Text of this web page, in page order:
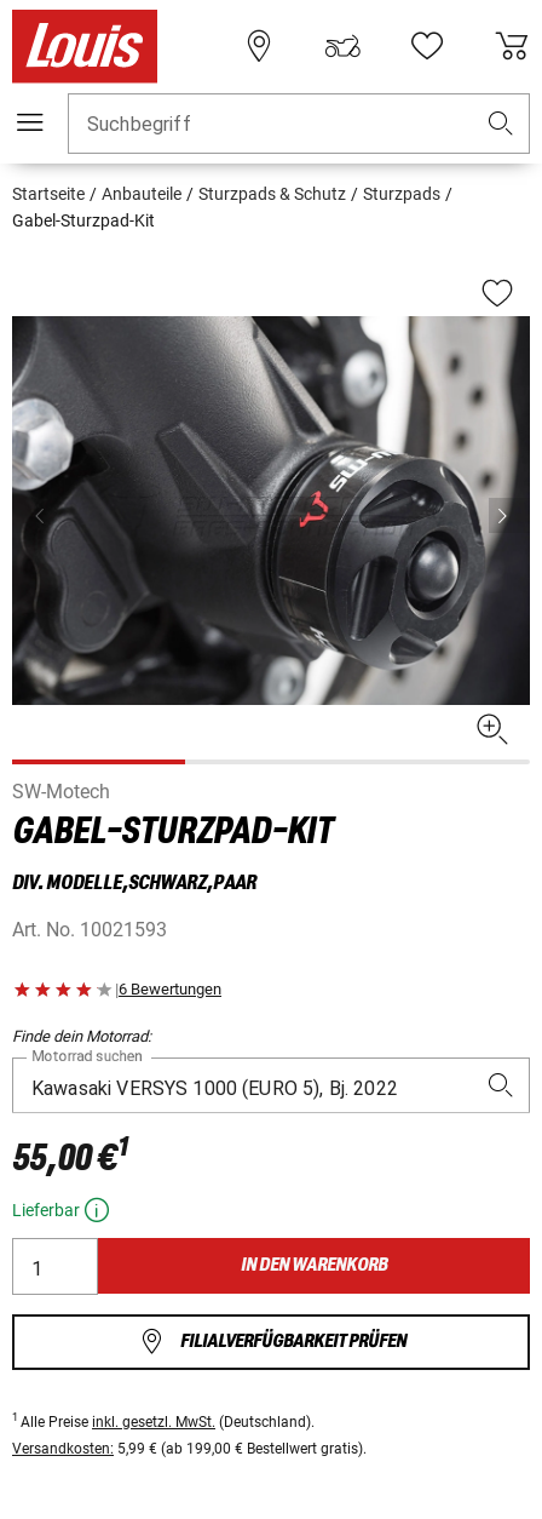
Suchbegriff
Startseite Anbauteile Sturzpads & Schutz
Sturzpads
Gabel-Sturzpad-Kit
SW-Motech
GABEL-STURZPAD-KIT
DIV. MODELLE,SCHWARZ,PAAR
Art. No. 10021593
|6 Bewertungen
Finde dein Motorrad:
Motorrad suchen
55,00 €1
Lieferbar
IN DEN WARENKORB
FILIALVERFÜGBARKEIT PRÜFEN
1 Alle Preise inkl. gesetzl. MwSt. (Deutschland).
Versandkosten: 5,99 € (ab 199,00 € Bestellwert gratis).